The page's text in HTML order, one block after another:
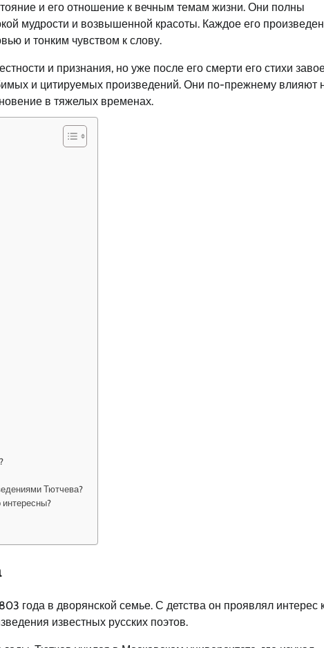
и его отношение к вечным темам жизни. Они полны
мудрости и возвышенной красоты. Каждое его
и тонким чувством к слову.
и признания, но уже после его смерти его стихи
и цитируемых произведений. Они по-прежнему влияют
в тяжелых временах.
Тютчева?
года в дворянской семье. С детства он проявлял интерес
известных русских поэтов.